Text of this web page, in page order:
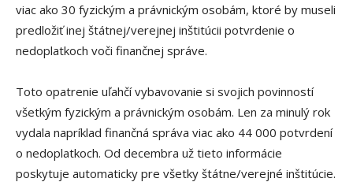
viac ako 30 fyzickým a právnickým osobám, ktoré by museli
predložiť inej štátnej/verejnej inštitúcii potvrdenie o
nedoplatkoch voči finančnej správe.
Toto opatrenie uľahčí vybavovanie si svojich povinností
všetkým fyzickým a právnickým osobám. Len za minulý rok
vydala napríklad finančná správa viac ako 44 000 potvrdení
o nedoplatkoch. Od decembra už tieto informácie
poskytuje automaticky pre všetky štátne/verejné inštitúcie.